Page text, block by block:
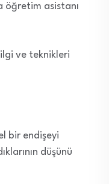
öğretim asistanı
ve teknikleri
bir endişeyi
düşünü